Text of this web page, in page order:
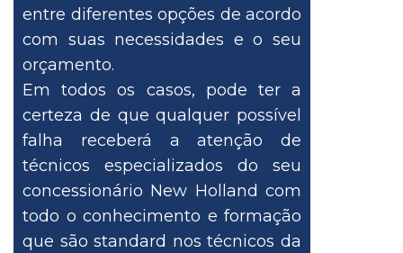
entre diferentes opções de acordo
com suas necessidades e o seu
orçamento.
Em todos os casos, pode ter a
certeza de que qualquer possível
falha receberá a atenção de
técnicos especializados do seu
concessionário New Holland com
todo o conhecimento e formação
que são standard nos técnicos da